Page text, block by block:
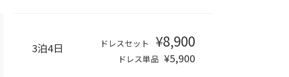
3泊4日 ドレスセット ¥8,900
ドレス単品 ¥5,900